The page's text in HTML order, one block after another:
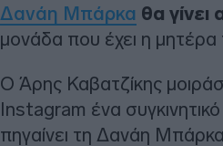
Δανάη Μπάρκα θα
μονάδα που έχει η
Ο Άρης Καβατζίκης
Instagram ένα
πηγαίνει τη Δανάη